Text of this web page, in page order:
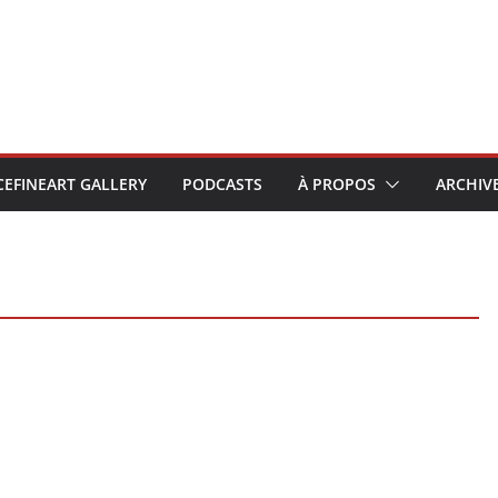
GALLERY PODCASTS À PROPOS